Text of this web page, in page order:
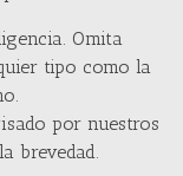
Omita
tipo como la
por nuestros
brevedad.